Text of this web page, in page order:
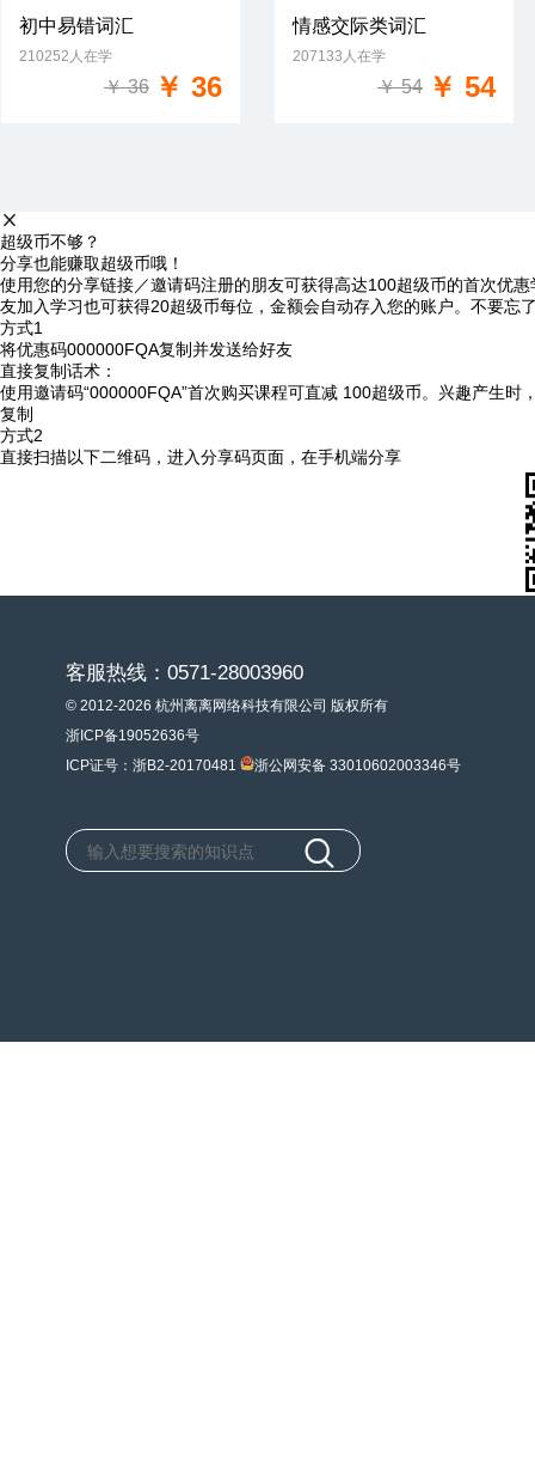
免费试学
初中易错词汇
210252人在学
￥ 36 ￥ 36
免费试学
情感交际类词汇
207133人在学
￥ 54 ￥ 54
超级币不够？
分享也能赚取超级币哦！
使用您的分享链接／邀请码注册的朋友可获得高达100超级币的首次优
友加入学习也可获得20超级币每位，金额会自动存入您的账户。不要忘
方式1
将优惠码000000FQA复制并发送给好友
直接复制话术：
使用邀请码“000000FQA”首次购买课程可直减 100超级币。兴趣产生时
复制
方式2
直接扫描以下二维码，进入分享码页面，在手机端分享
客服热线：0571-28003960
© 2012-2026 杭州离离网络科技有限公司 版权所有
浙ICP备19052636号
ICP证号：浙B2-20170481
浙公网安备 33010602003346号